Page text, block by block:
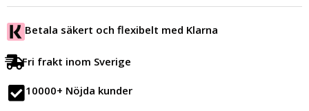
Betala säkert och flexibelt med Klarna
Fri frakt inom Sverige
10000+ Nöjda kunder